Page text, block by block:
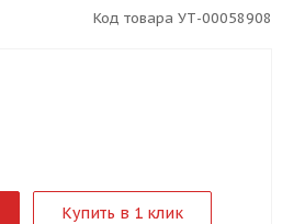
Код товара УТ-00058908
Купить в 1 клик